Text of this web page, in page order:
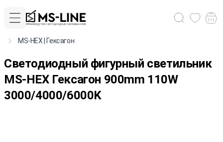
MS-HEX | Гексагон
Cветодиодный фигурный светильник
MS-HEX Гексагон 900mm 110W
3000/4000/6000K